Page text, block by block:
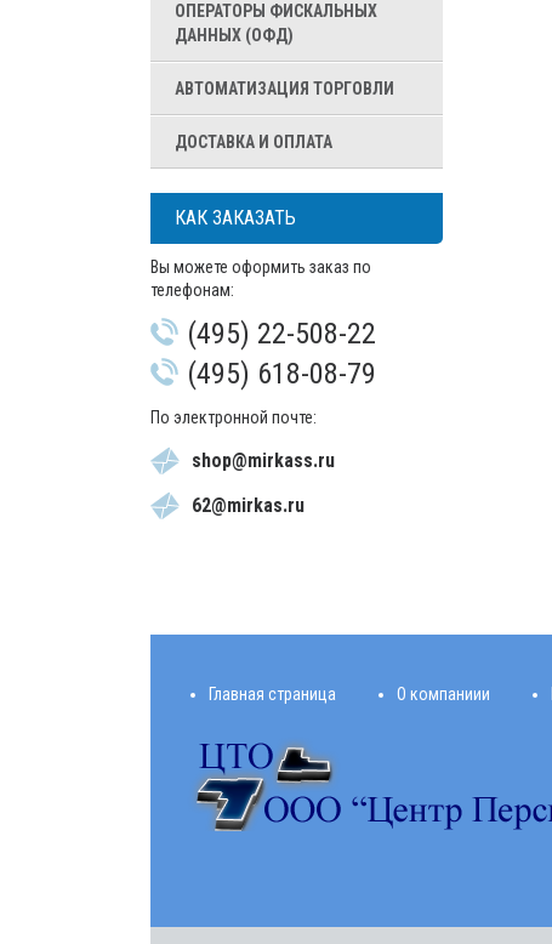
ОПЕРАТОРЫ ФИСКАЛЬНЫХ
ДАННЫХ (ОФД)
АВТОМАТИЗАЦИЯ ТОРГОВЛИ
ДОСТАВКА И ОПЛАТА
КАК ЗАКАЗАТЬ
Вы можете оформить заказ по
телефонам:
(495) 22-508-22
(495) 618-08-79
По электронной почте:
shop@mirkass.ru
62@mirkas.ru
Главная страница О компаниии